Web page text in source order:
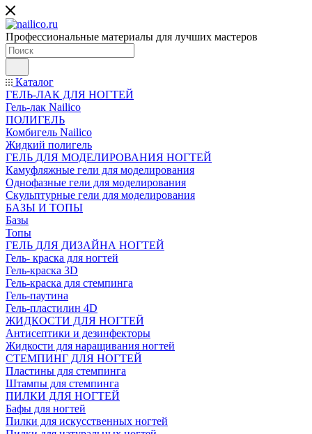
Профессиональные материалы для лучших мастеров
Каталог
ГЕЛЬ-ЛАК ДЛЯ НОГТЕЙ
Гель-лак Nailico
ПОЛИГЕЛЬ
Комбигель Nailico
Жидкий полигель
ГЕЛЬ ДЛЯ МОДЕЛИРОВАНИЯ НОГТЕЙ
Камуфляжные гели для моделирования
Однофазные гели для моделирования
Скульптурные гели для моделирования
БАЗЫ И ТОПЫ
Базы
Топы
ГЕЛЬ ДЛЯ ДИЗАЙНА НОГТЕЙ
Гель- краска для ногтей
Гель-краска 3D
Гель-краска для стемпинга
Гель-паутина
Гель-пластилин 4D
ЖИДКОСТИ ДЛЯ НОГТЕЙ
Антисептики и дезинфекторы
Жидкости для наращивания ногтей
СТЕМПИНГ ДЛЯ НОГТЕЙ
Пластины для стемпинга
Штампы для стемпинга
ПИЛКИ ДЛЯ НОГТЕЙ
Бафы для ногтей
Пилки для искусственных ногтей